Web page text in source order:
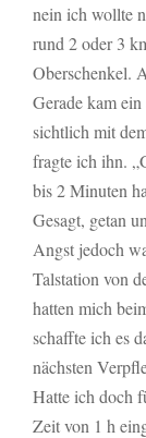
nein ich wollte
rund 2 oder 3
Oberschenkel.
Gerade kam
sichtlich mit
fragte ich ihn.
bis 2 Minuten
Gesagt, getan
Angst jedoch
Talstation von
hatten mich
schaffte ich es
nächsten
Hatte ich doch
Zeit von 1 h